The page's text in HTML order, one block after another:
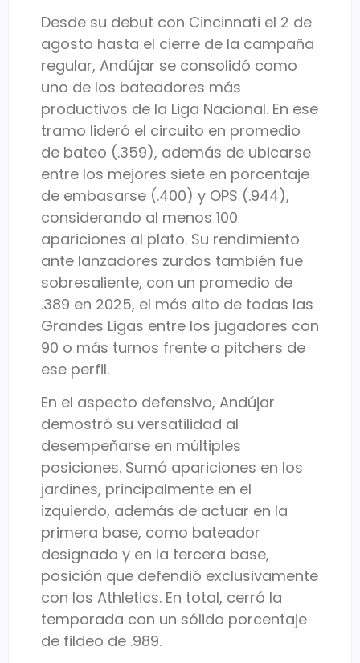
Desde su debut con Cincinnati el 2 de
agosto hasta el cierre de la campaña
regular, Andújar se consolidó como
uno de los bateadores más
productivos de la Liga Nacional. En ese
tramo lideró el circuito en promedio
de bateo (.359), además de ubicarse
entre los mejores siete en porcentaje
de embasarse (.400) y OPS (.944),
considerando al menos 100
apariciones al plato. Su rendimiento
ante lanzadores zurdos también fue
sobresaliente, con un promedio de
.389 en 2025, el más alto de todas las
Grandes Ligas entre los jugadores con
90 o más turnos frente a pitchers de
ese perfil.
En el aspecto defensivo, Andújar
demostró su versatilidad al
desempeñarse en múltiples
posiciones. Sumó apariciones en los
jardines, principalmente en el
izquierdo, además de actuar en la
primera base, como bateador
designado y en la tercera base,
posición que defendió exclusivamente
con los Athletics. En total, cerró la
temporada con un sólido porcentaje
de fildeo de .989.